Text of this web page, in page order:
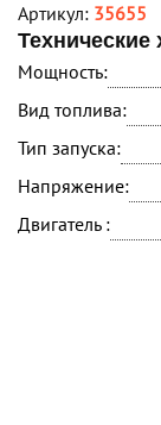
Артикул: 35655
Технические
Мощность:
Вид топлива:
Тип запуска:
Напряжение:
Двигатель :